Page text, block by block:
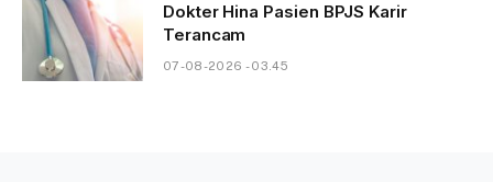
Dokter Hina Pasien BPJS Karir
Terancam
07-08-2026 - 03.45